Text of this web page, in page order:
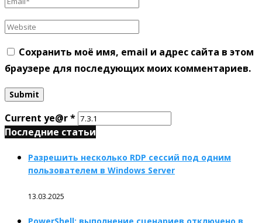
Сохранить моё имя, email и адрес сайта в этом
браузере для последующих моих комментариев.
Current ye@r*
Последние статьи
Разрешить несколько RDP сессий под одним
пользователем в Windows Server
13.03.2025